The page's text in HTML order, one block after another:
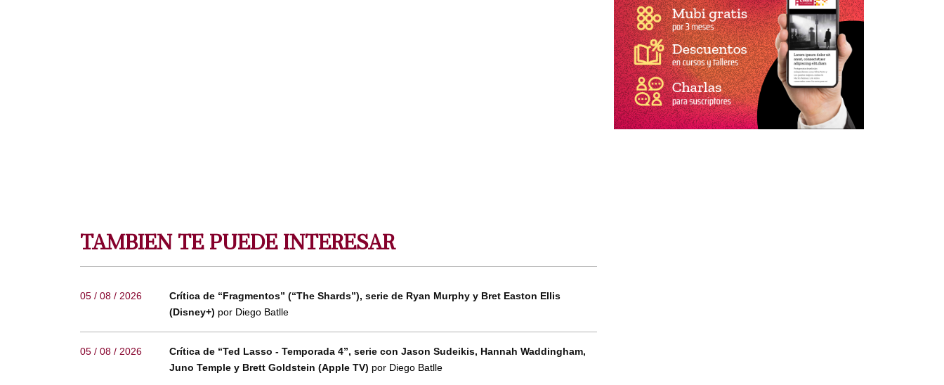
TAMBIEN TE PUEDE INTERESAR
05 / 08 / 2026
Crítica de “Fragmentos” (“The Shards”), serie de Ryan Murphy y Bret Easton Ellis
(Disney+) por Diego Batlle
05 / 08 / 2026
Crítica de “Ted Lasso - Temporada 4”, serie con Jason Sudeikis, Hannah Waddingham,
Juno Temple y Brett Goldstein (Apple TV) por Diego Batlle